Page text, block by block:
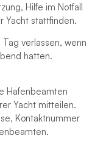
Hilfe im Notfall
Yacht stattfinden.
verlassen, wenn
hatten.
Hafenbeamten
Yacht mitteilen.
Kontaktnummer